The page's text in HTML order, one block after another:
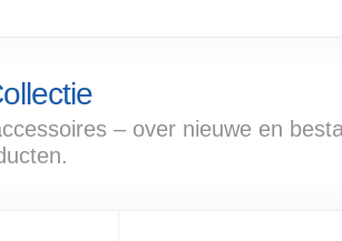
– over nieuwe en